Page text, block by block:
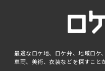
最適なロケ地、ロケ弁、地域ロケ
車両、美術、衣装などを探すこと